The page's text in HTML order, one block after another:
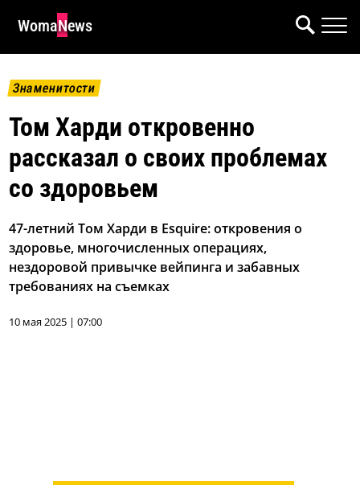
WomaNews
Знаменитости
Том Харди откровенно
рассказал о своих проблемах
со здоровьем
47-летний Том Харди в Esquire: откровения о
здоровье, многочисленных операциях,
нездоровой привычке вейпинга и забавных
требованиях на съемках
10 мая 2025 | 07:00